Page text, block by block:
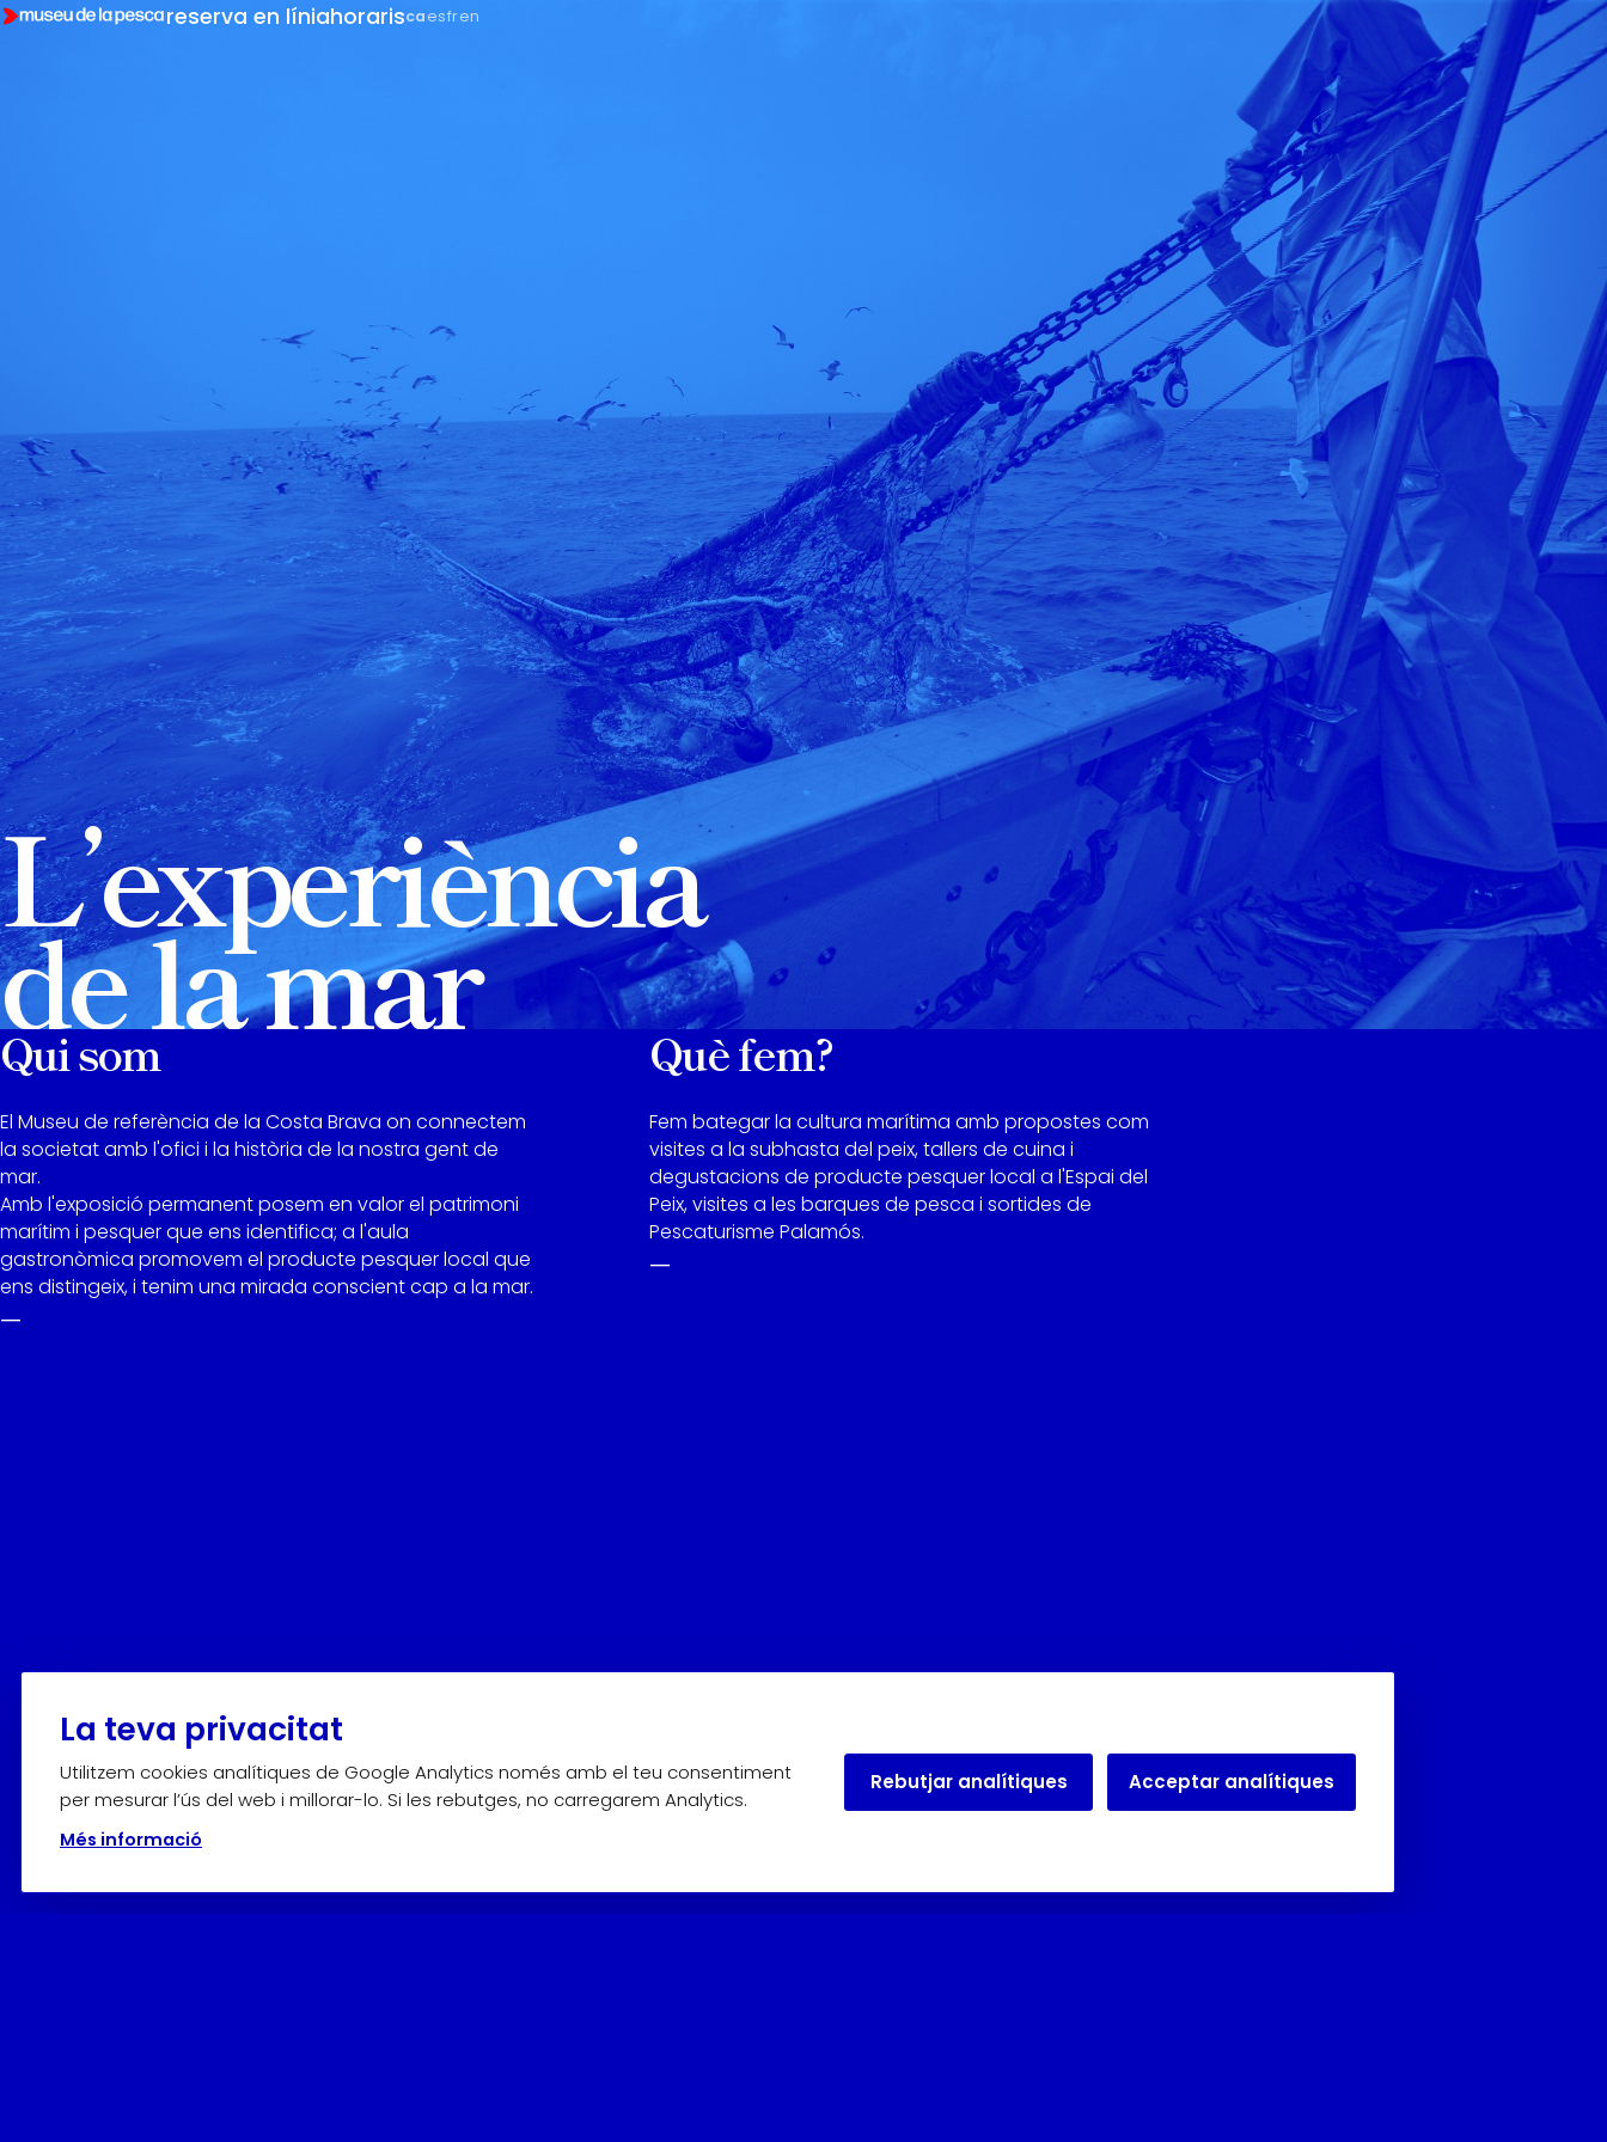
reserva en líniahorariscaesfren
L’experiència
de la mar
Qui som
El Museu de referència de la Costa Brava on connectem
la societat amb l'ofici i la història de la nostra gent de
mar.
Amb l'exposició permanent posem en valor el patrimoni
marítim i pesquer que ens identifica; a l'aula
gastronòmica promovem el producte pesquer local que
ens distingeix, i tenim una mirada conscient cap a la mar.
—
Què fem?
Fem bategar la cultura marítima amb propostes com
visites a la subhasta del peix, tallers de cuina i
degustacions de producte pesquer local a l'Espai del
Peix, visites a les barques de pesca i sortides de
Pescaturisme Palamós.
—
La teva privacitat
Utilitzem cookies analítiques de Google Analytics només amb el teu consentiment
per mesurar l’ús del web i millorar-lo. Si les rebutges, no carregarem Analytics.
Més informació
Rebutjar analítiques Acceptar analítiques